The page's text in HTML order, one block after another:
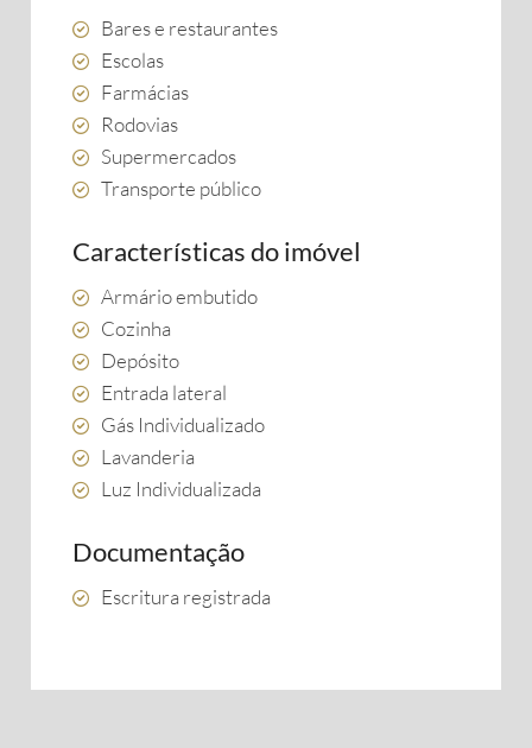
Bares e restaurantes
Escolas
Farmácias
Rodovias
Supermercados
Transporte público
Características do imóvel
Armário embutido
Cozinha
Depósito
Entrada lateral
Gás Individualizado
Lavanderia
Luz Individualizada
Documentação
Escritura registrada